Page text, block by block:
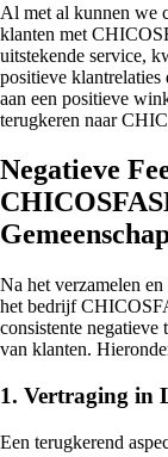
Al met al kunnen we
klanten met
uitstekende service,
positieve
aan een positieve
terugkeren naar
Negatieve
Na het verzamelen
het bedrijf
consistente
van klanten.
1. Vertraging in
Een terugkerend